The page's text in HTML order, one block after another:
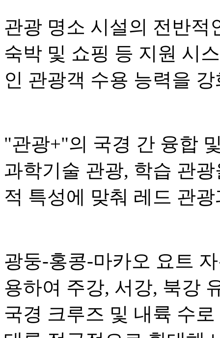
관광 명소 시설의 전반적
숙박 및 쇼핑 등 지원 시
인 관광객 수용 능력을
"관광+"의 국경 간 융합
과학기술 관광, 학습 관
적 특성에 맞춰 레드 관
광둥-홍콩-마카오 요트
용하여 주강, 서강, 북강
국경 크루즈 및 내륙 수